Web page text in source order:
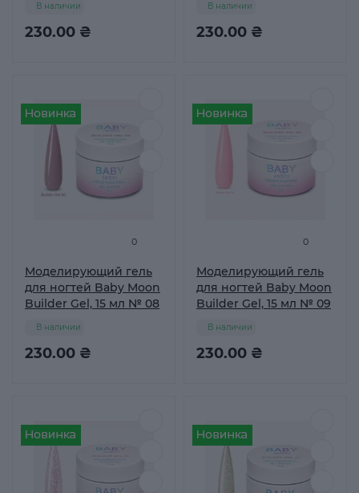
230.00 ₴
В наличии
230.00 ₴
В наличии
0
Моделирующий гель
для ногтей Baby Moon
Builder Gel, 15 мл № 08
230.00 ₴
В наличии
0
Моделирующий гель
для ногтей Baby Moon
Builder Gel, 15 мл № 09
230.00 ₴
В наличии